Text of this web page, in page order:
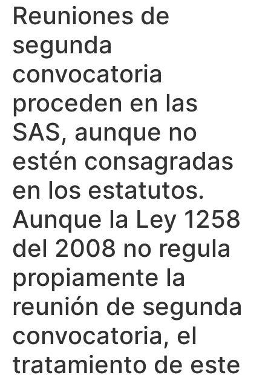
Reuniones de
segunda
convocatoria
proceden en las
SAS, aunque no
estén consagradas
en los estatutos.
Aunque la Ley 1258
del 2008 no regula
propiamente la
reunión de segunda
convocatoria, el
tratamiento de este